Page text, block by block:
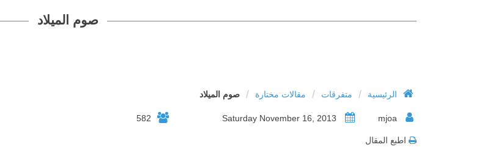
صوم الميلاد
الرئيسية / متفرقات / مقالات مختارة / صوم الميلاد
582
اطبع المقال